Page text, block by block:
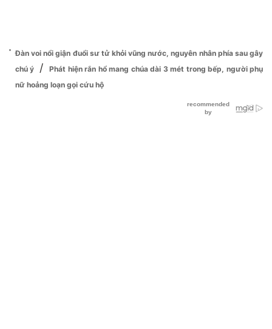
Đàn voi nổi giận đuổi sư tử khỏi vũng nước, nguyên nhân phía sau gây
chú ý
/
Phát hiện rắn hổ mang chúa dài 3 mét trong bếp, người phụ
nữ hoảng loạn gọi cứu hộ